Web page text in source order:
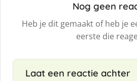
Nog geen
Heb je dit gemaakt of heb je
eerste die
Laat een reactie achter